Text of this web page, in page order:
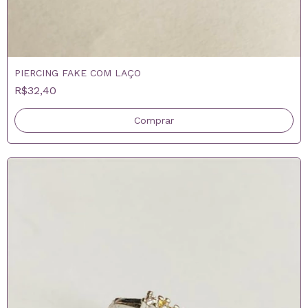
PIERCING FAKE COM LAÇO
R$32,40
Comprar